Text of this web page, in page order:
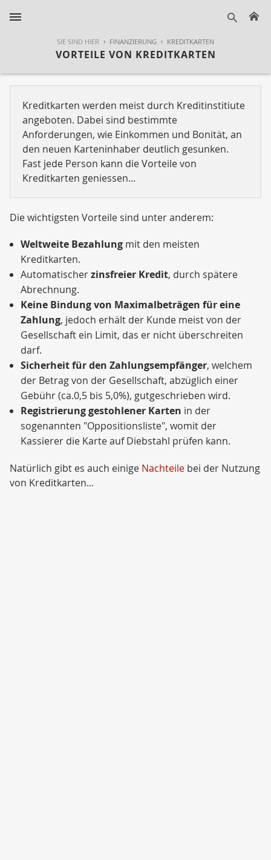
SIE SIND HIER FINANZIERUNG KREDITKARTEN
VORTEILE VON KREDITKARTEN
Kreditkarten werden meist durch Kreditinstitiute
angeboten. Dabei sind bestimmte
Anforderungen, wie Einkommen und Bonität, an
den neuen Karteninhaber deutlich gesunken.
Fast jede Person kann die Vorteile von
Kreditkarten geniessen...
Die wichtigsten Vorteile sind unter anderem:
Weltweite Bezahlungmit den meisten
Kreditkarten.
Automatischerzinsfreier Kredit, durch spätere
Abrechnung.
Keine Bindung von Maximalbeträgen für eine
Zahlung, jedoch erhält der Kunde meist von der
Gesellschaft ein Limit, das er nicht überschreiten
darf.
Sicherheit für den Zahlungsempfänger, welchem
der Betrag von der Gesellschaft, abzüglich einer
Gebühr (ca.0,5 bis 5,0%), gutgeschrieben wird.
Registrierung gestohlener Karten in der
sogenannten "Oppositionsliste", womit der
Kassierer die Karte auf Diebstahl prüfen kann.
Natürlich gibt es auch einige Nachteile bei der Nutzung
von Kreditkarten...